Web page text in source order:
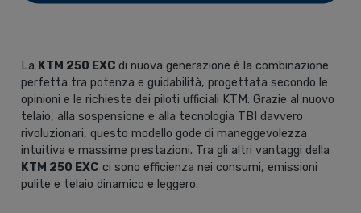
La KTM 250 EXC di nuova generazione è la combinazione
perfetta tra potenza e guidabilità, progettata secondo le
opinioni e le richieste dei piloti ufficiali KTM. Grazie al nuovo
telaio, alla sospensione e alla tecnologia TBI davvero
rivoluzionari, questo modello gode di maneggevolezza
intuitiva e massime prestazioni. Tra gli altri vantaggi della
KTM 250 EXC ci sono efficienza nei consumi, emissioni
pulite e telaio dinamico e leggero.